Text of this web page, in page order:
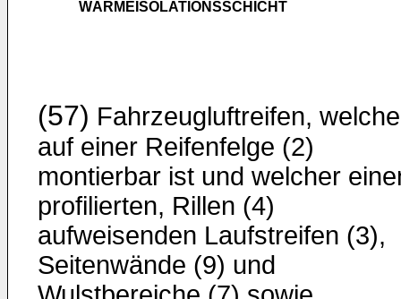
WÄRMEISOLATIONSSCHICHT
(57) Fahrzeugluftreifen,
auf einer Reifenfelge (2)
montierbar ist und welcher
profilierten, Rillen (4)
aufweisenden Laufstreifen (3),
Seitenwände (9) und